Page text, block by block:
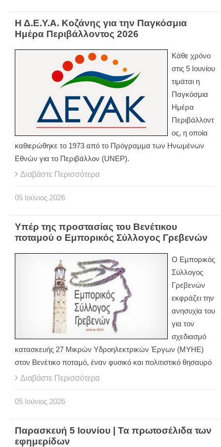
Η Δ.Ε.Υ.Α. Κοζάνης για την Παγκόσμια
Ημέρα Περιβάλλοντος 2026
Κάθε χρόνο
στις 5 Ιουνίου
τιμάται η
Παγκόσμια
Ημέρα
Περιβάλλοντ
ος, η οποία
καθιερώθηκε το 1973 από το Πρόγραμμα των Ηνωμένων
Εθνών για το Περιβάλλον (UNEP).
Διαβάστε Περισσότερα
05 Ιούνιος 2026
Υπέρ της προστασίας του Βενέτικου
ποταμού ο Εμπορικός Σύλλογος Γρεβενών
Ο Εμπορικός
Σύλλογος
Γρεβενών
εκφράζει την
ανησυχία του
για τον
σχεδιασμό
κατασκευής 27 Μικρών Υδροηλεκτρικών Έργων (ΜΥΗΕ)
στον Βενέτικο ποταμό, έναν φυσικό και πολιτιστικό θησαυρό
Διαβάστε Περισσότερα
05 Ιούνιος 2026
Παρασκευή 5 Ιουνίου | Τα πρωτοσέλιδα των
εφημερίδων